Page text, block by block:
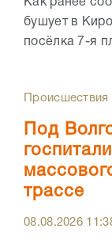
бушует в
посёлка 7-я
Происшествия
Под
трассе
08.08.2026